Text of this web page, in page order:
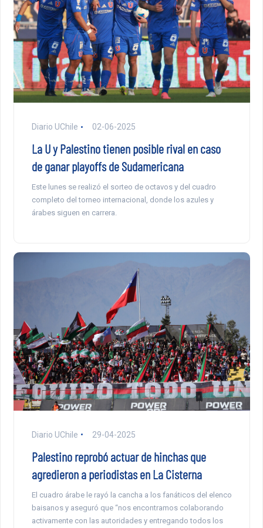
Diario UChile 02-06-2025
La U y Palestino tienen posible rival en caso
de ganar playoffs de Sudamericana
Este lunes se realizó el sorteo de octavos y del cuadro
completo del torneo internacional, donde los azules y
árabes siguen en carrera.
Diario UChile 29-04-2025
Palestino reprobó actuar de hinchas que
agredieron a periodistas en La Cisterna
El cuadro árabe le rayó la cancha a los fanáticos del elenco
baisanos y aseguró que “nos encontramos colaborando
activamente con las autoridades y entregando todos los